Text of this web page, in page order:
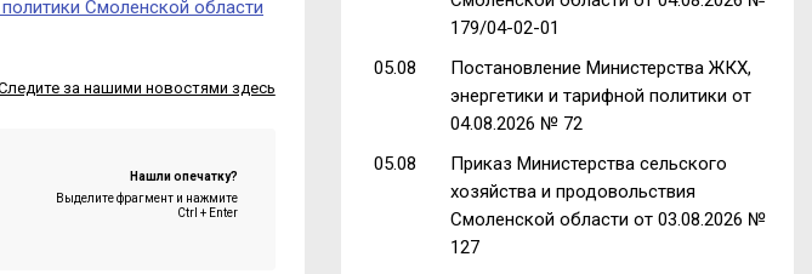
Смоленской области
за нашими новостями здесь
Нашли опечатку?
Выделите фрагмент и нажмите
Ctrl + Enter
179/04-02-01
05.08
Постановление Министерства ЖКХ,
энергетики и тарифной политики от
04.08.2026 № 72
05.08
Приказ Министерства сельского
хозяйства и продовольствия
Смоленской области от 03.08.2026 №
127